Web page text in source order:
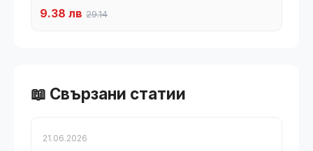
9.38 лв 29.14
📖 Свързани статии
21.06.2026